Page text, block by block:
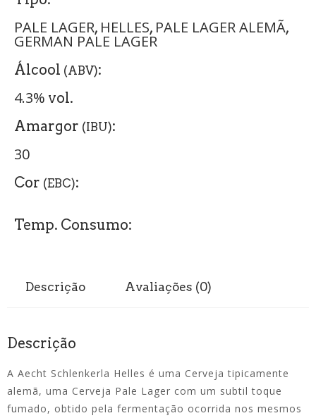
PALE LAGER, HELLES, PALE LAGER ALEMÃ,
GERMAN PALE LAGER
Álcool (ABV):
4.3% vol.
Amargor (IBU):
30
Cor (EBC):
Temp. Consumo:
Descrição Avaliações (0)
Descrição
A Aecht Schlenkerla Helles é uma Cerveja tipicamente
alemã, uma Cerveja Pale Lager com um subtil toque
fumado, obtido pela fermentação ocorrida nos mesmos